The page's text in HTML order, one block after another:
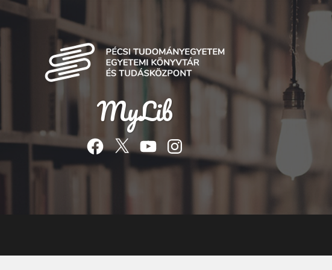
MyLib
Facebook
TwitterYouTube
Instagram